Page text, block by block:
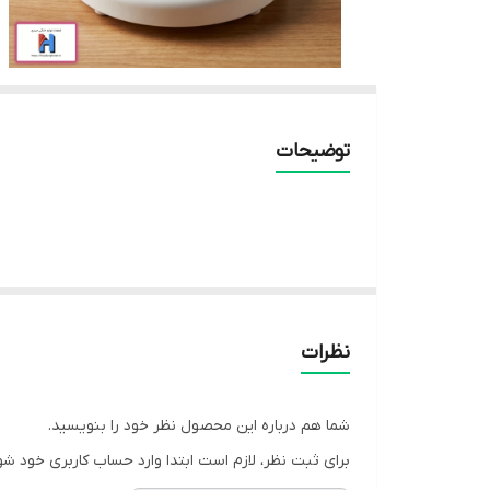
توضیحات
نظرات
شما هم درباره این محصول نظر خود را بنویسید.
برای ثبت نظر، لازم است ابتدا وارد حساب کاربری خود